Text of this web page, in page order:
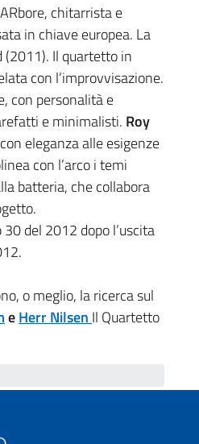
chitarrista e
in chiave europea. La
(2011). Il quartetto in
con l’improvvisazione.
con personalità e
e minimalisti. Roy
eleganza alle esigenze
con l’arco i temi
batteria, che collabora
del 2012 dopo l’uscita
o meglio, la ricerca sul
eHerr Nilsen Il Quartetto